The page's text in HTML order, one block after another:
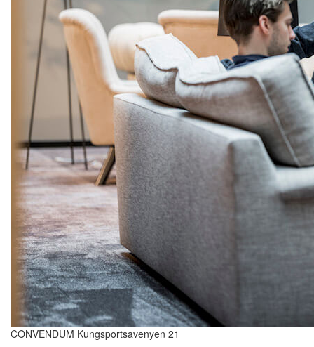
CONVENDUM Kungsportsavenyen 21